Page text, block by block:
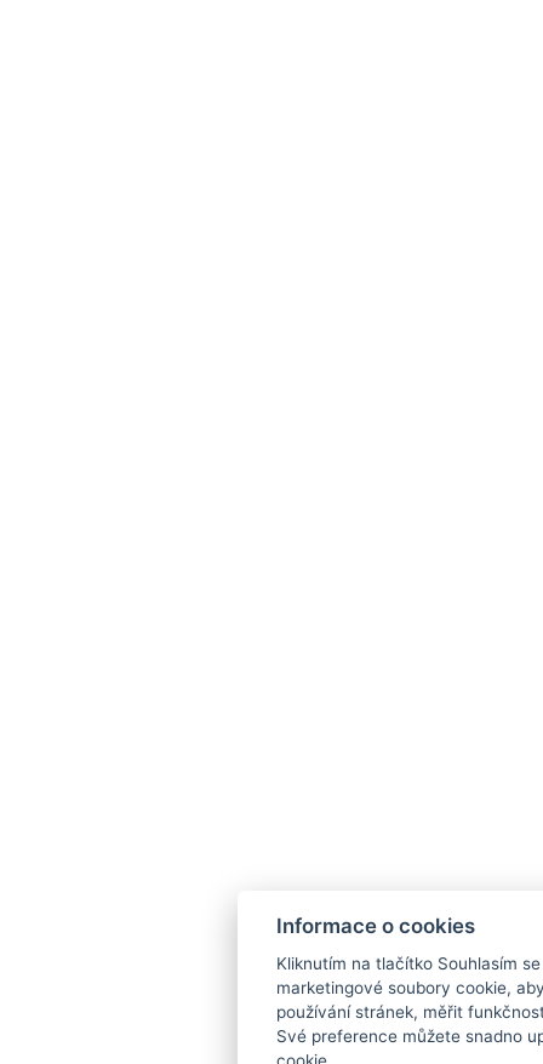
Informace o cookies
Kliknutím na tlačítko Souhlasím
marketingové soubory cookie,
používání stránek, měřit
Své preference můžete snadno